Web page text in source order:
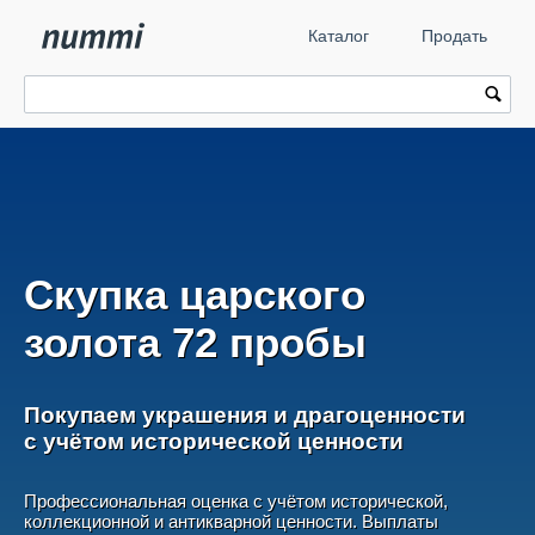
Каталог Продать
Скупка царского
золота 72 пробы
Покупаем украшения и драгоценности
с учётом исторической ценности
Профессиональная оценка с учётом исторической,
коллекционной и антикварной ценности. Выплаты